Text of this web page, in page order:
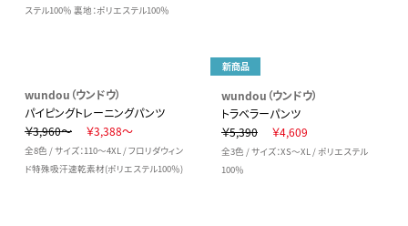
ステル100％ 裏地：ポリエステル100％
wundou（ウンドウ）
パイピングトレーニングパンツ
￥3,960～
￥3,388～
全8色 / サイズ：110～4XL / フロリダウィン
ド特殊吸汗速乾素材(ポリエステル100％)
新商品
wundou（ウンドウ）
トラベラーパンツ
￥5,390
￥4,609
全3色 / サイズ：XS～XL / ポリエステル
100％